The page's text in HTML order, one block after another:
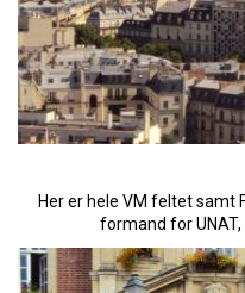
Her er hele VM feltet samt
formand for